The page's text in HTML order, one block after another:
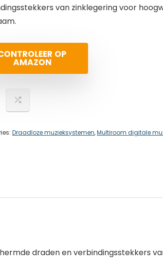
van zinklegering voor
OP
AMAZON
Draadloze muzieksystemen,Multiroom digitale
draden en verbindingsstekkers